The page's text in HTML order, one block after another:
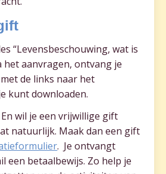
“Levensbeschouwing, wat is
het aanvragen, ontvang je
de links naar het
kunt downloaden.
wil je een vrijwillige gift
natuurlijk. Maak dan een gift
. Je ontvangt
een betaalbewijs. Zo help je